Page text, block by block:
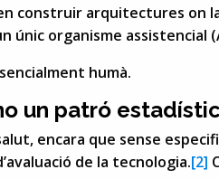
construir arquitectures on
únic organisme assistencial
humà.
un patró estadístic
encara que sense
de la tecnologia.[2]